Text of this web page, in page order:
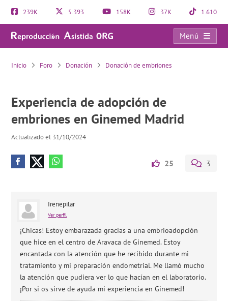
239K 5.393 158K 37K 1.610
Menú
Experiencia de adopción de embriones en Ginemed Madrid
Inicio Foro Donación Donación de embriones
Experiencia de adopción de
embriones en Ginemed Madrid
Actualizado el 31/10/2024
25 3
Irenepilar
Ver perfil
¡Chicas! Estoy embarazada gracias a una embrioadopción
que hice en el centro de Aravaca de Ginemed. Estoy
encantada con la atención que he recibido durante mi
tratamiento y mi preparación endometrial. Me llamó mucho
la atención que pudiera ver lo que hacían en el laboratorio.
¡Por si os sirve de ayuda mi experiencia en Ginemed!